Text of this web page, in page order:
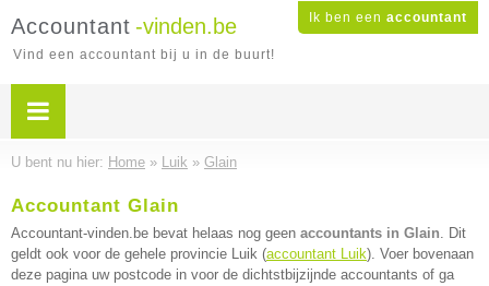
Ik ben een accountant
Accountant -vinden.be
Vind een accountant bij u in de buurt!
U bent nu hier: Home » Luik » Glain
Accountant Glain
Accountant-vinden.be bevat helaas nog geen accountants in Glain. Dit
geldt ook voor de gehele provincie Luik (accountant Luik). Voer bovenaan
deze pagina uw postcode in voor de dichtstbijzijnde accountants of ga